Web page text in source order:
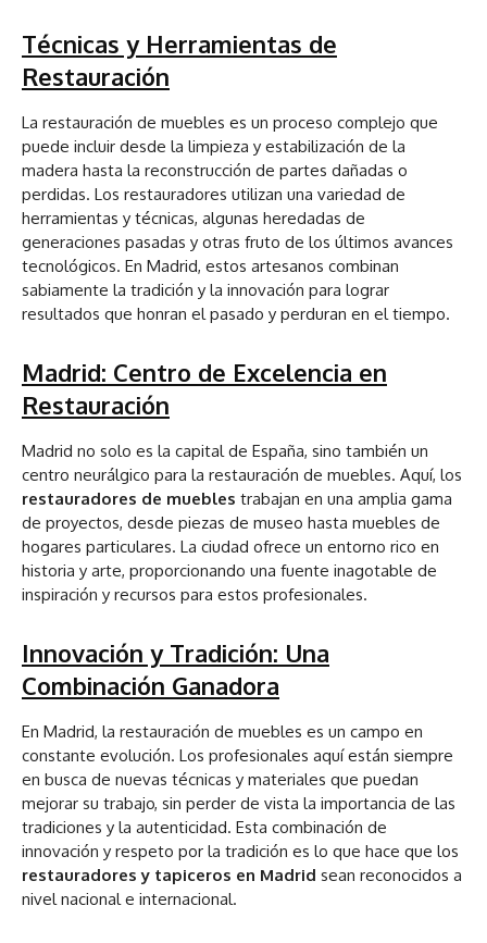
Técnicas y Herramientas de
Restauración
La restauración de muebles es un proceso complejo que
puede incluir desde la limpieza y estabilización de la
madera hasta la reconstrucción de partes dañadas o
perdidas. Los restauradores utilizan una variedad de
herramientas y técnicas, algunas heredadas de
generaciones pasadas y otras fruto de los últimos avances
tecnológicos. En Madrid, estos artesanos combinan
sabiamente la tradición y la innovación para lograr
resultados que honran el pasado y perduran en el tiempo.
Madrid: Centro de Excelencia en
Restauración
Madrid no solo es la capital de España, sino también un
centro neurálgico para la restauración de muebles. Aquí, los
restauradores de muebles trabajan en una amplia gama
de proyectos, desde piezas de museo hasta muebles de
hogares particulares. La ciudad ofrece un entorno rico en
historia y arte, proporcionando una fuente inagotable de
inspiración y recursos para estos profesionales.
Innovación y Tradición: Una
Combinación Ganadora
En Madrid, la restauración de muebles es un campo en
constante evolución. Los profesionales aquí están siempre
en busca de nuevas técnicas y materiales que puedan
mejorar su trabajo, sin perder de vista la importancia de las
tradiciones y la autenticidad. Esta combinación de
innovación y respeto por la tradición es lo que hace que los
restauradores y tapiceros en Madrid sean reconocidos a
nivel nacional e internacional.